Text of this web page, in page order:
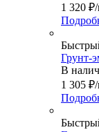
1 320 ₽
Грунт-
В
1 305 ₽